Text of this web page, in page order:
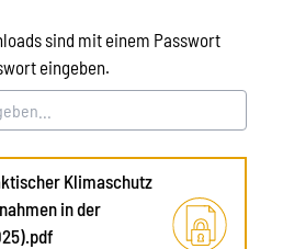
sind mit einem Passwort
eingeben.
Klimaschutz
in der